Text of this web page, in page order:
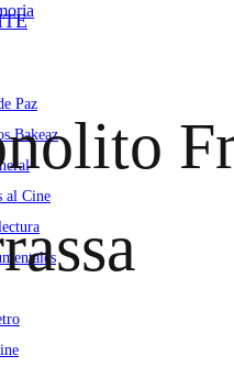
Paz
Bakeaz
al Cine